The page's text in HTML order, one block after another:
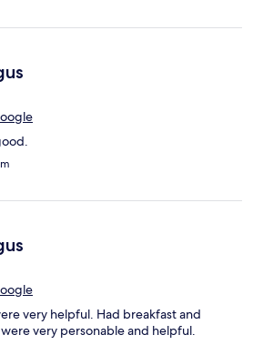
very helpful. Had breakfast and
very personable and helpful.